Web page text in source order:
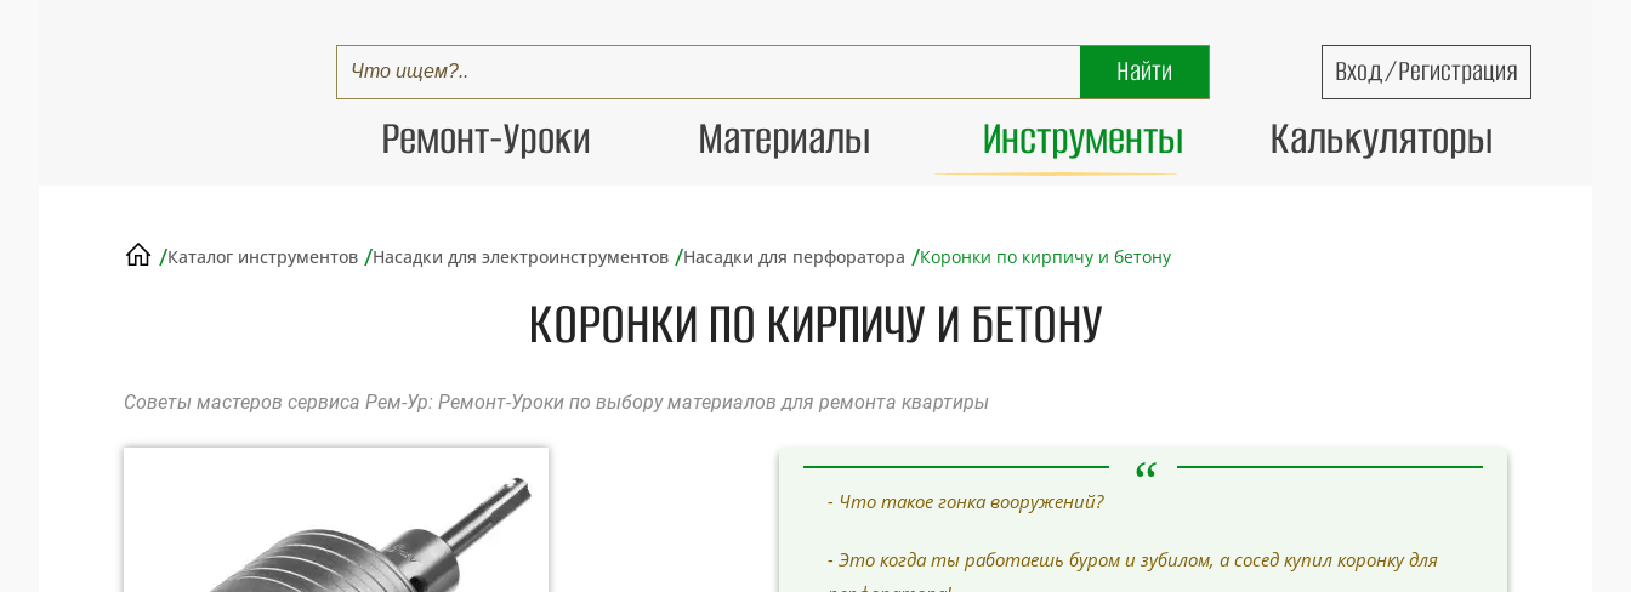
Вход/Регистрация
Ремонт-Уроки Материалы Инструменты Калькуляторы
/Каталог инструментов /Насадки для электроинструментов /Насадки для перфоратора /Коронки по кирпичу и бетону
КОРОНКИ ПО КИРПИЧУ И БЕТОНУ
Советы мастеров сервиса Рем-Ур: Ремонт-Уроки по выбору материалов для ремонта квартиры
- Что такое гонка вооружений?
- Это когда ты работаешь буром и зубилом, а сосед купил коронку для